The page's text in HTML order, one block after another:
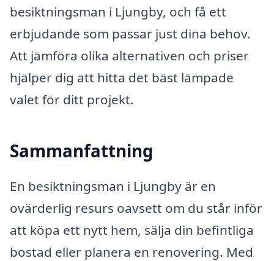
besiktningsman i Ljungby, och få ett
erbjudande som passar just dina behov.
Att jämföra olika alternativen och priser
hjälper dig att hitta det bäst lämpade
valet för ditt projekt.
Sammanfattning
En besiktningsman i Ljungby är en
ovärderlig resurs oavsett om du står inför
att köpa ett nytt hem, sälja din befintliga
bostad eller planera en renovering. Med